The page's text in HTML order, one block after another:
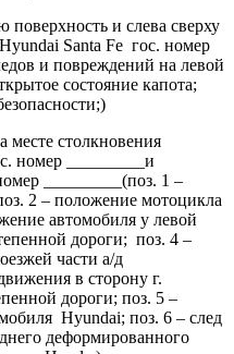
и слева сверху
Santa Fe гос. номер
и повреждений на левой
состояние капота;
месте столкновения
номер _________и
_________(поз. 1 –
2 – положение мотоцикла
автомобиля у левой
дороги; поз. 4 –
части а/д
в сторону г.
дороги; поз. 5 –
Hyundai; поз. 6 – след
деформированного